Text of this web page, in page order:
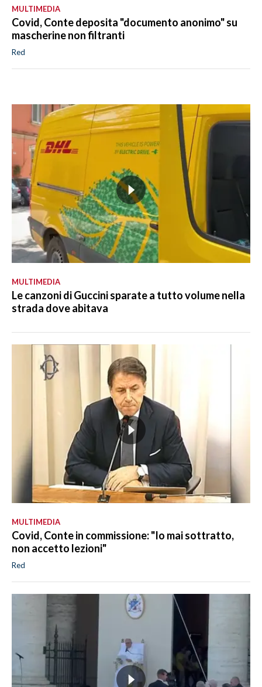
MULTIMEDIA
Covid, Conte deposita "documento anonimo" su
mascherine non filtranti
Red
MULTIMEDIA
Le canzoni di Guccini sparate a tutto volume nella
strada dove abitava
MULTIMEDIA
Covid, Conte in commissione: "Io mai sottratto,
non accetto lezioni"
Red